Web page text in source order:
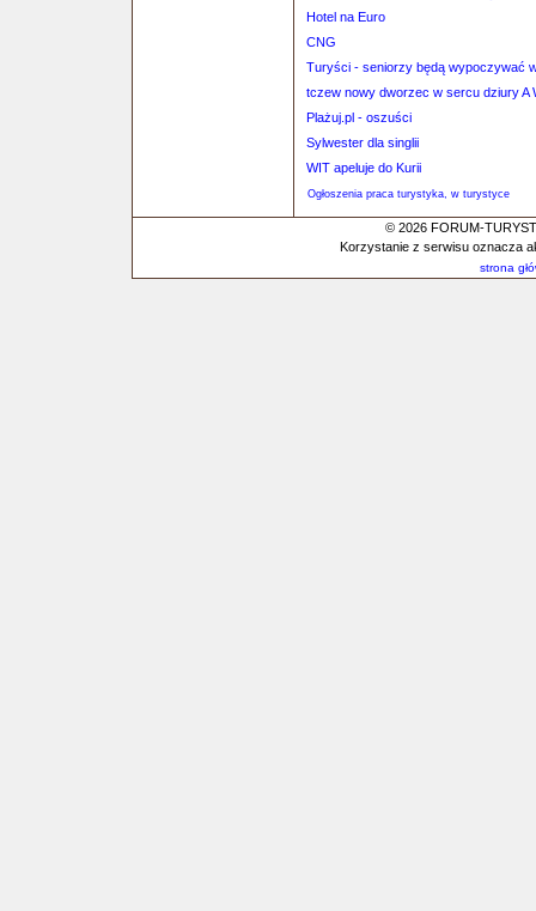
Hotel na Euro
CNG
Turyści - seniorzy będą wypoczywać
tczew nowy dworzec w sercu dziury A
Plażuj.pl - oszuści
Sylwester dla singlii
WIT apeluje do Kurii
Ogłoszenia praca turystyka, w turystyce
© 2026 FORUM-
Korzystanie z serwisu oznacza
strona